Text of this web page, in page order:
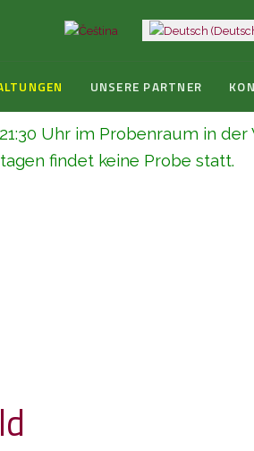
Sprache auswählen
UNSERE PARTNER
Uhr im Probenraum in
findet keine Probe statt.